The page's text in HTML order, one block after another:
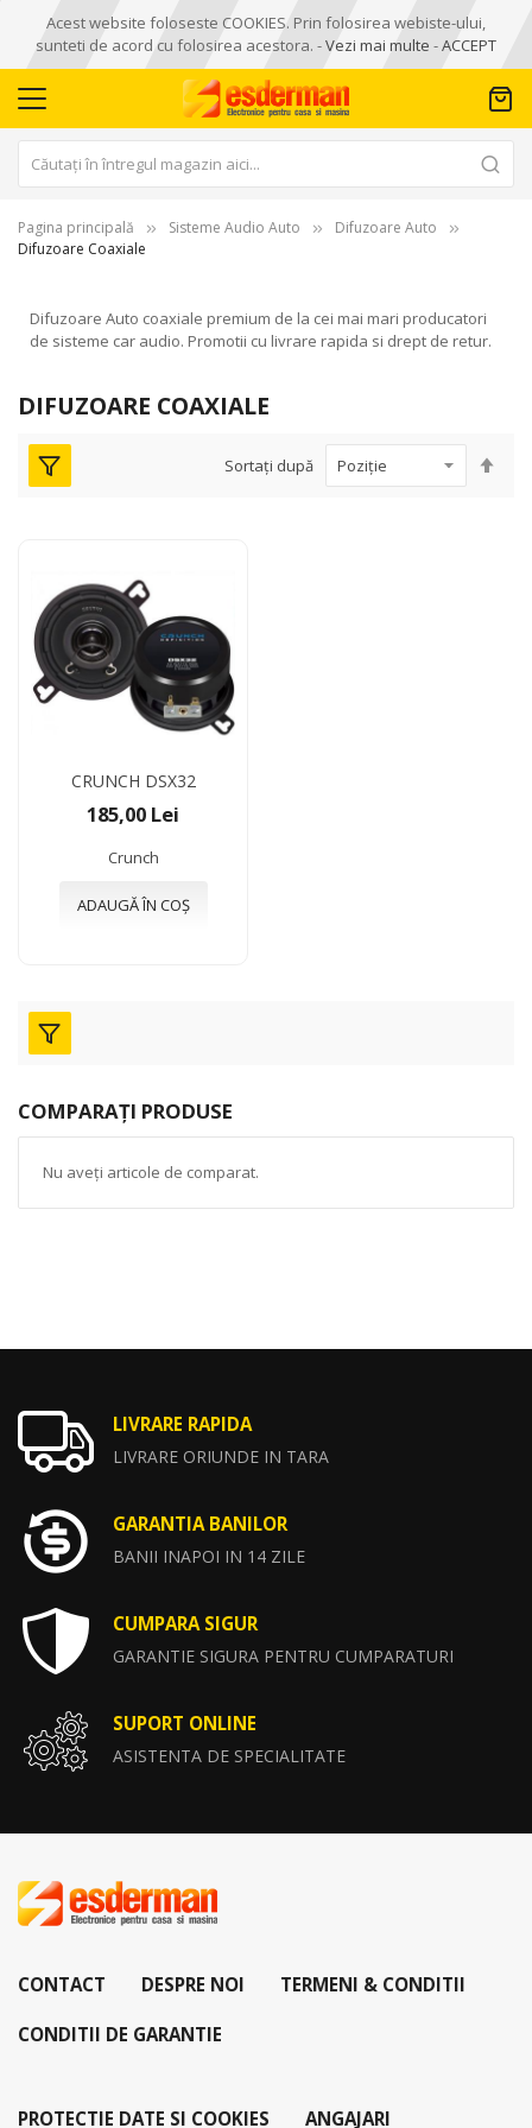
Acest website foloseste COOKIES. Prin folosirea webiste-ului,
sunteti de acord cu folosirea acestora. -Vezi mai multe -ACCEPT
Pagina principală Sisteme Audio Auto
Difuzoare Auto
Difuzoare Coaxiale
Difuzoare Auto coaxiale premium de la cei mai mari producatori
de sisteme car audio. Promotii cu livrare rapida si drept de retur.
DIFUZOARE COAXIALE
Sortați după
CRUNCH DSX32
185,00 Lei
Crunch
ADAUGĂ ÎN COȘ
COMPARAȚI PRODUSE
Nu aveți articole de comparat.
LIVRARE RAPIDA
LIVRARE ORIUNDE IN TARA
GARANTIA BANILOR
BANII INAPOI IN 14 ZILE
CUMPARA SIGUR
GARANTIE SIGURA PENTRU CUMPARATURI
SUPORT ONLINE
ASISTENTA DE SPECIALITATE
CONTACT DESPRE NOI TERMENI & CONDITII
CONDITII DE GARANTIE
PROTECTIE DATE SI COOKIES ANGAJARI